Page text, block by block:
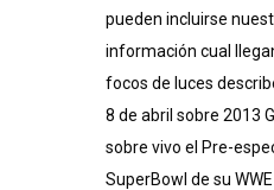
pueden incluirse
información cual
focos de luces
8 de abril sobre 2013
sobre vivo el Pre-
SuperBowl de su